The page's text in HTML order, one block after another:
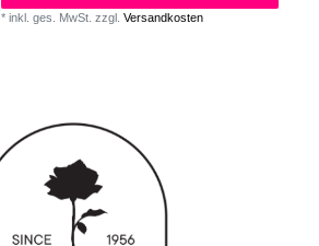
*inkl. ges. MwSt. zzgl.Versandkosten